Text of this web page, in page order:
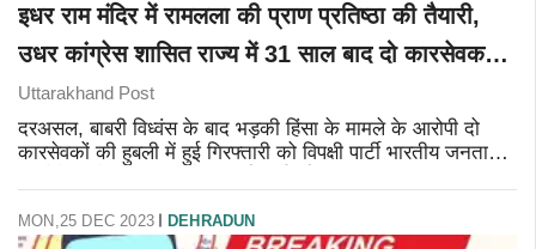
इधर राम मंदिर में रामलला की प्राण प्रतिष्ठा की तैयारी,
उधर कांग्रेस शासित राज्य में 31 साल बाद दो कारसेवक
गिरफ्तार
Uttarakhand Post
दरअसल, बाबरी विध्वंस के बाद भड़की हिंसा के मामले के आरोपी दो
कारसेवकों की हुबली में हुई गिरफ्तारी को विपक्षी पार्टी भारतीय जनता
MON,25 DEC 2023 DEHRADUN